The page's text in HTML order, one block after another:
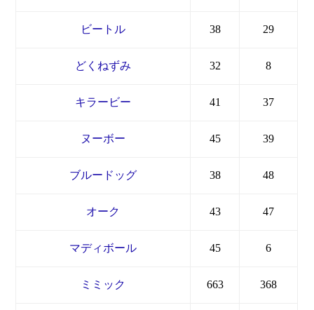
ビートル 38 29
どくねずみ 32 8
キラービー 41 37
ヌーボー 45 39
ブルードッグ 38 48
オーク 43 47
マディボール 45 6
ミミック 663 368